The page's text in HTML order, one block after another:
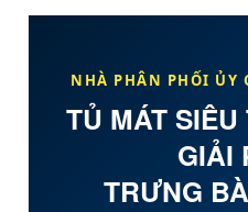
NHÀ PHÂN PHỐI ỦY
TỦ MÁT
GIẢI
TRƯNG